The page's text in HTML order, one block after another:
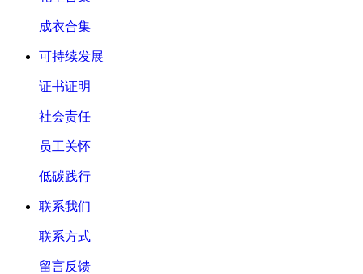
成衣合集
可持续发展
证书证明
社会责任
员工关怀
低碳践行
联系我们
联系方式
留言反馈